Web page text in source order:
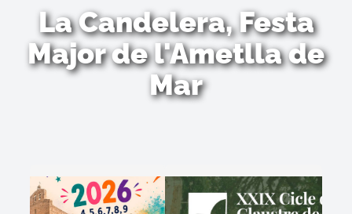
La Candelera, Festa
Major de l'Ametlla de
Mar